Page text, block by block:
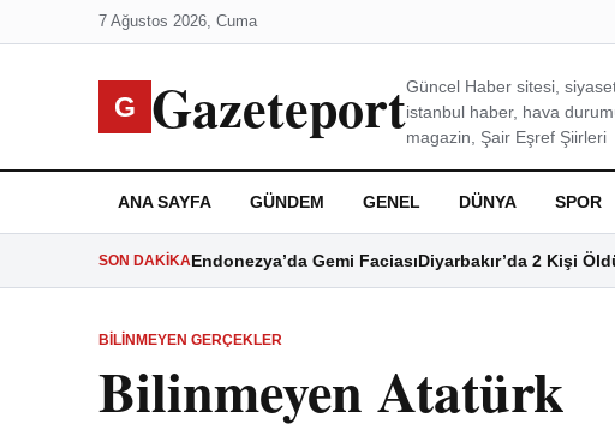
7 Ağustos 2026, Cuma
G GazeteportGüncel Haber sitesi,
istanbul haber, hava
magazin, Şair Eşref Şiirleri
ANA SAYFA GÜNDEM GENEL DÜNYA SPOR
SON DAKIKAEndonezya’da Gemi FaciasıDiyarbakır’da 2 Kişi
BILINMEYEN GERÇEKLER
Bilinmeyen Atatürk